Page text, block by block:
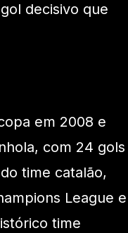
decisivo que
em 2008 e
com 24 gols
time catalão,
League e
time